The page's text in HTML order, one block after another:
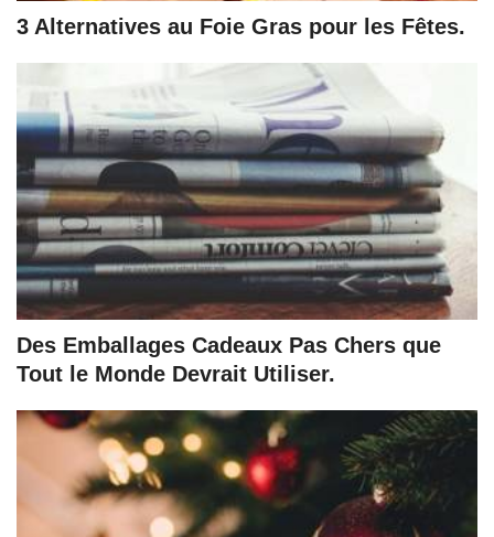
3 Alternatives au Foie Gras pour les Fêtes.
Des Emballages Cadeaux Pas Chers que
Tout le Monde Devrait Utiliser.